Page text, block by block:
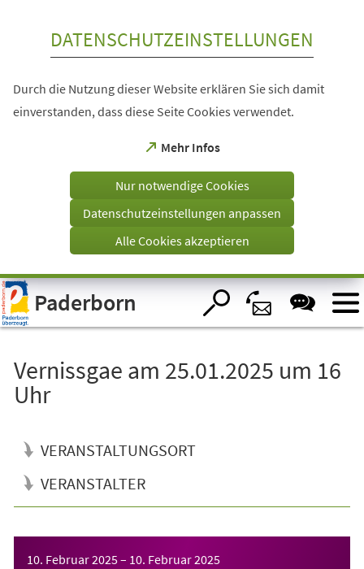
Visuelle
Assistenzsoftware
öffnen.
DATENSCHUTZEINSTELLUNGEN
Durch die Nutzung dieser Website erklären Sie sich damit
einverstanden, dass diese Seite Cookies verwendet.
Mehr Infos
(Öffnet
einem
Tab)
Nur notwendige Cookies
Datenschutzeinstellungen anpassen
Alle Cookies akzeptieren
Paderborn
Vernissgae am 25.01.2025 um 16
Uhr
VERANSTALTUNGSORT
VERANSTALTER
10. Februar 2025– 10. Februar 2025